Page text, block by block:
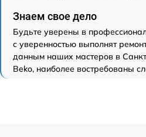
Знаем свое дело
Будьте уверены в
с уверенностью выполнят
данным наших мастеров в
Beko, наиболее востребованы